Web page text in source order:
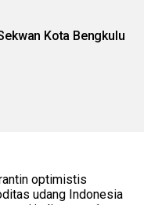
Kota Bengkulu